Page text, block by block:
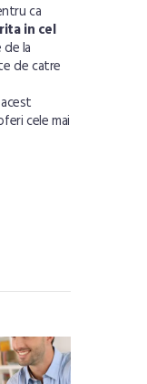
ca
in cel
la
de catre
acest
cele mai